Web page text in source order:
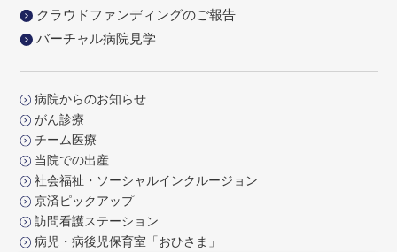
クラウドファンディングのご報告
バーチャル病院見学
病院からのお知らせ
がん診療
チーム医療
当院での出産
社会福祉・ソーシャルインクルージョン
京済ピックアップ
訪問看護ステーション
病児・病後児保育室「おひさま」